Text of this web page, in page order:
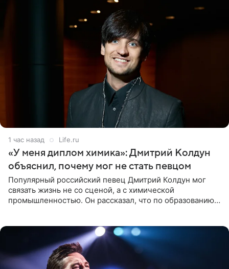
1 час назад Life.ru
«У меня диплом химика»: Дмитрий Колдун
объяснил, почему мог не стать певцом
Популярный российский певец Дмитрий Колдун мог
связать жизнь не со сценой, а с химической
промышленностью. Он рассказал, что по образованию